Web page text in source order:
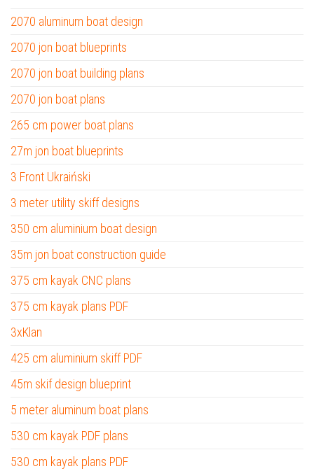
2070 aluminum boat design
2070 jon boat blueprints
2070 jon boat building plans
2070 jon boat plans
265 cm power boat plans
27m jon boat blueprints
3 Front Ukraiński
3 meter utility skiff designs
350 cm aluminium boat design
35m jon boat construction guide
375 cm kayak CNC plans
375 cm kayak plans PDF
3xKlan
425 cm aluminium skiff PDF
45m skif design blueprint
5 meter aluminum boat plans
530 cm kayak PDF plans
530 cm kayak plans PDF